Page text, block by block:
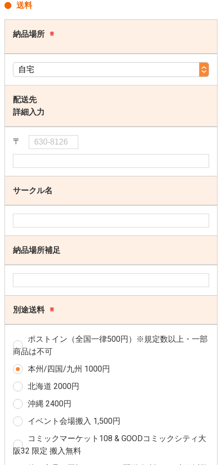
送料
納品場所 ※
配送先
詳細入力
〒
サークル名
納品場所補足
別途送料 ※
ポストイン（全国一律500円）※規定数以上・一部
商品は不可
本州/四国/九州 1000円
北海道 2000円
沖縄 2400円
イベント会場搬入 1,500円
コミックマーケット108 & GOODコミックシティ大
阪32 限定 搬入無料